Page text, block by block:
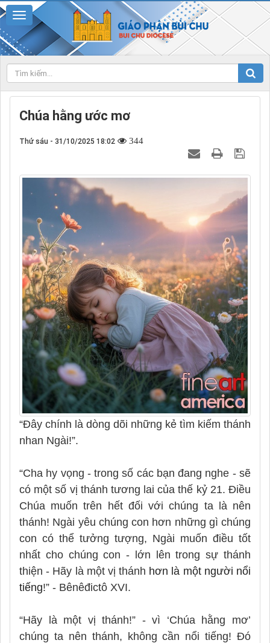
Chúa hằng ước mơ
Thứ sáu - 31/10/2025 18:02 344
“Đây chính là dòng dõi những kẻ tìm kiếm thánh
nhan Ngài!”.
“Cha hy vọng - trong số các bạn đang nghe - sẽ
có một số vị thánh tương lai của thế kỷ 21. Điều
Chúa muốn trên hết đối với chúng ta là nên
thánh! Ngài yêu chúng con hơn những gì chúng
con có thể tưởng tượng, Ngài muốn điều tốt
nhất cho chúng con - lớn lên trong sự thánh
thiện - Hãy là một vị thánh hơn là một người nổi
tiếng!” - Bênêđictô XVI.
“Hãy là một vị thánh!” - vì ‘Chúa hằng mơ’
chúng ta nên thánh, không cần nổi tiếng! Đó